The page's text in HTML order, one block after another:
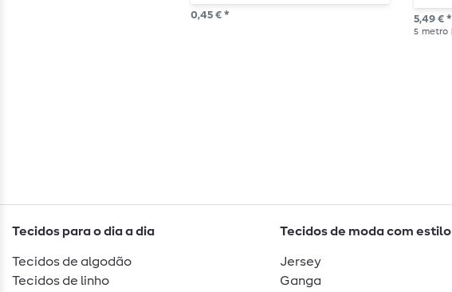
0,45 € * 5,49 € *
5 metro
Tecidos para o dia a dia
Tecidos de algodão
Tecidos de linho
Tecidos de moda com estilo
Jersey
Ganga